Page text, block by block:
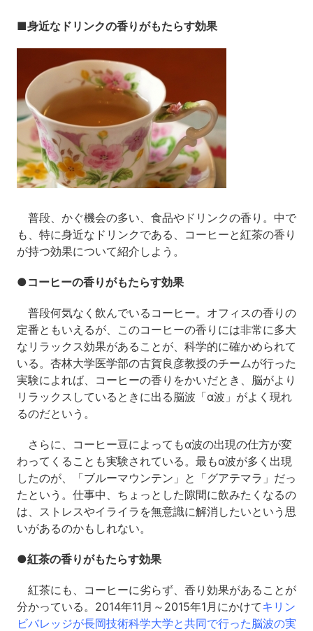
■身近なドリンクの香りがもたらす効果
普段、かぐ機会の多い、食品やドリンクの香り。中で
も、特に身近なドリンクである、コーヒーと紅茶の香り
が持つ効果について紹介しよう。
●コーヒーの香りがもたらす効果
普段何気なく飲んでいるコーヒー。オフィスの香りの
定番ともいえるが、このコーヒーの香りには非常に多大
なリラックス効果があることが、科学的に確かめられて
いる。杏林大学医学部の古賀良彦教授のチームが行った
実験によれば、コーヒーの香りをかいだとき、脳がより
リラックスしているときに出る脳波「α波」がよく現れ
るのだという。
さらに、コーヒー豆によってもα波の出現の仕方が変
わってくることも実験されている。最もα波が多く出現
したのが、「ブルーマウンテン」と「グアテマラ」だっ
たという。仕事中、ちょっとした隙間に飲みたくなるの
は、ストレスやイライラを無意識に解消したいという思
いがあるのかもしれない。
●紅茶の香りがもたらす効果
紅茶にも、コーヒーに劣らず、香り効果があることが
分かっている。2014年11月～2015年1月にかけてキリン
ビバレッジが長岡技術科学大学と共同で行った脳波の実